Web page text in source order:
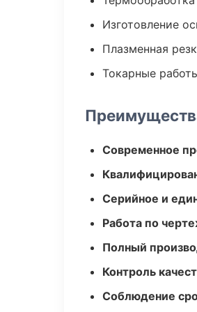
Изготовление
Плазменная
Токарные
Современное
Серийное и
Работа по
Полный
Контроль
Соблюдение